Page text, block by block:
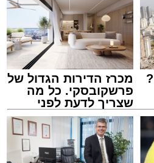
מכרז הדירות הגדול של
פרשקובסקי. כל מה
שצריך לדעת לפני
שמגישים הצעה לדירה
באשדוד